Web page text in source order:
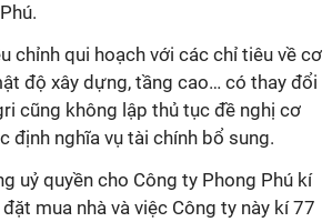
chỉnh qui hoạch với các chỉ tiêu về cơ
độ xây dựng, tầng cao… có thay đổi
cũng không lập thủ tục đề nghị cơ
định nghĩa vụ tài chính bổ sung.
uỷ quyền cho Công ty Phong Phú kí
mua nhà và việc Công ty này kí77